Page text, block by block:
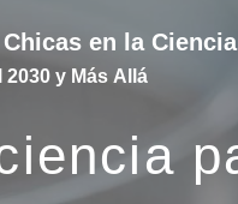
en la
y Más Allá